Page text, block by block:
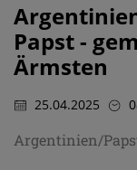
Papst -
Ärmsten
25.04.2025
Argentinien/